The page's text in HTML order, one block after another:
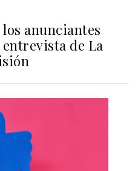
anunciantes
de La